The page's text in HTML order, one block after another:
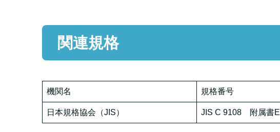
関連規格
機関名 規格番号
日本規格協会（JIS） JIS C 9108 附属書E